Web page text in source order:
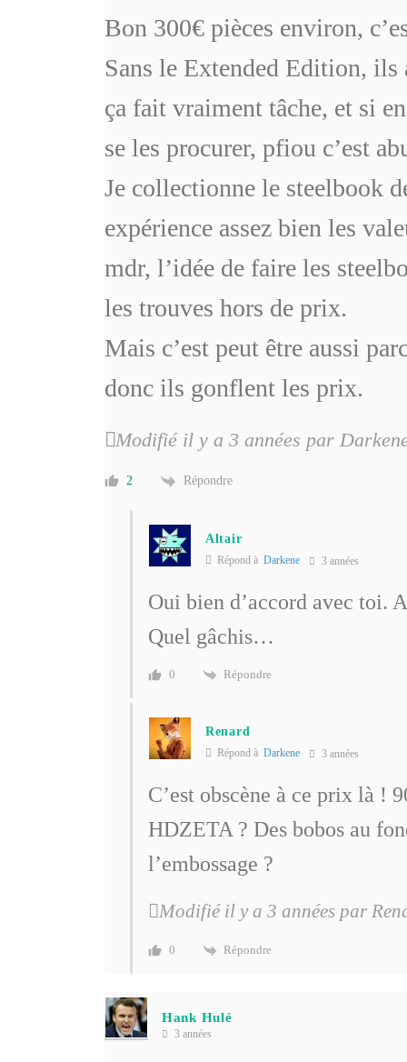
Bon 300€ pièces environ,
Sans le Extended Edition, ils
ça fait vraiment tâche, et si
se les procurer, pfiou c’est
Je collectionne le steelbook
expérience assez bien les
mdr, l’idée de faire les
les trouves hors de prix.
Mais c’est peut être aussi
donc ils gonflent les prix.
Modifié il y a 3 années par
2 Répondre
Altair
Répond à Darkene 3 années
Oui bien d’accord avec toi.
Quel gâchis…
0 Répondre
Renard
Répond à Darkene 3 années
C’est obscène à ce prix là !
HDZETA ? Des bobos au
l’embossage ?
Modifié il y a 3 années par
0 Répondre
Hank Hulé
3 années